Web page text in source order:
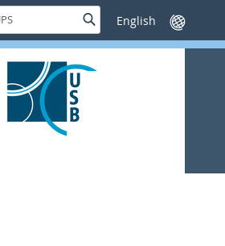
SucheSprache
wechseln